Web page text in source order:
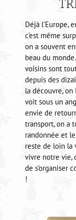
Déjà l’Europe,
c’est même
on a souvent
beau du
voisins sont
depuis des
la découvre,
voit sous un
envie de
transport, on a
randonnée et
reste de loin la
vivre notre vie,
de s’organiser
!